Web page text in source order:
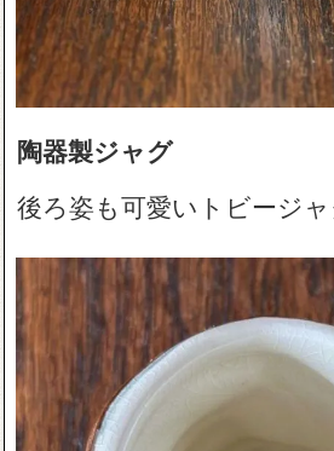
陶器製ジャグ
後ろ姿も可愛いトビージャ